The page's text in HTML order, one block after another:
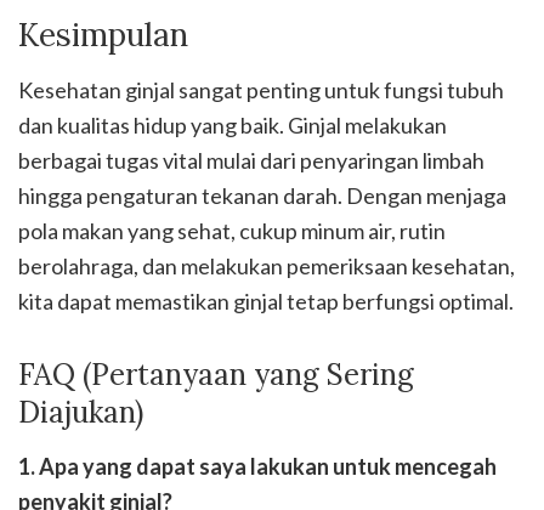
Kesimpulan
Kesehatan ginjal sangat penting untuk fungsi tubuh
dan kualitas hidup yang baik. Ginjal melakukan
berbagai tugas vital mulai dari penyaringan limbah
hingga pengaturan tekanan darah. Dengan menjaga
pola makan yang sehat, cukup minum air, rutin
berolahraga, dan melakukan pemeriksaan kesehatan,
kita dapat memastikan ginjal tetap berfungsi optimal.
FAQ (Pertanyaan yang Sering
Diajukan)
1. Apa yang dapat saya lakukan untuk mencegah
penyakit ginjal?